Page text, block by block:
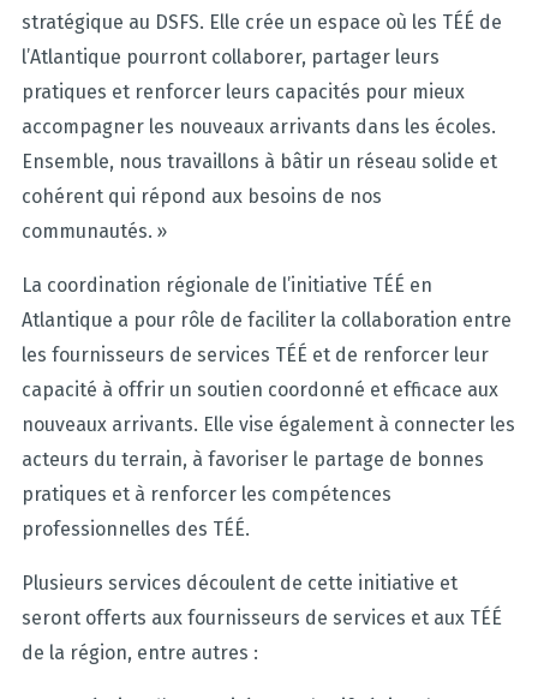
stratégique au DSFS. Elle crée un espace où les TÉÉ de
l’Atlantique pourront collaborer, partager leurs
pratiques et renforcer leurs capacités pour mieux
accompagner les nouveaux arrivants dans les écoles.
Ensemble, nous travaillons à bâtir un réseau solide et
cohérent qui répond aux besoins de nos
communautés. »
La coordination régionale de l’initiative TÉÉ en
Atlantique a pour rôle de faciliter la collaboration entre
les fournisseurs de services TÉÉ et de renforcer leur
capacité à offrir un soutien coordonné et efficace aux
nouveaux arrivants. Elle vise également à connecter les
acteurs du terrain, à favoriser le partage de bonnes
pratiques et à renforcer les compétences
professionnelles des TÉÉ.
Plusieurs services découlent de cette initiative et
seront offerts aux fournisseurs de services et aux TÉÉ
de la région, entre autres :